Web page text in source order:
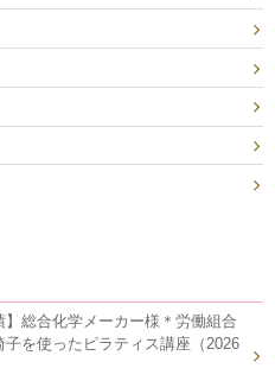
】総合化学メーカー様＊労働組合
子を使ったピラティス講座（2026